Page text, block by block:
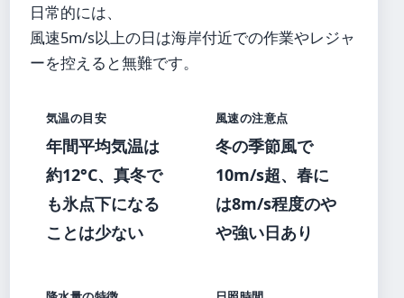
日常的には、
風速5m/s以上の日は海岸付近での作業やレジャ
ーを控えると無難です。
気温の目安
年間平均気温は
約12°C、真冬で
も氷点下になる
ことは少ない
風速の注意点
冬の季節風で
10m/s超、春に
は8m/s程度のや
や強い日あり